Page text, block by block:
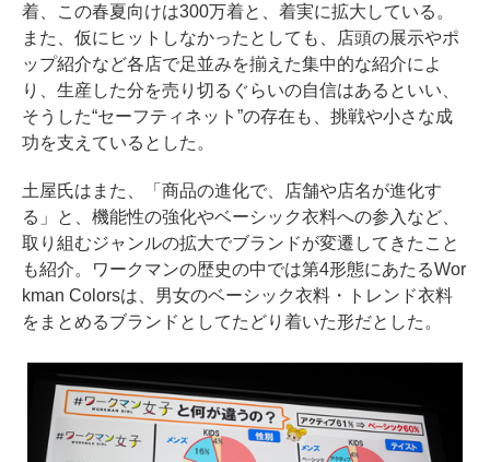
着、この春夏向けは300万着と、着実に拡大している。
また、仮にヒットしなかったとしても、店頭の展示やポ
ップ紹介など各店で足並みを揃えた集中的な紹介によ
り、生産した分を売り切るぐらいの自信はあるといい、
そうした“セーフティネット”の存在も、挑戦や小さな成
功を支えているとした。
土屋氏はまた、「商品の進化で、店舗や店名が進化す
る」と、機能性の強化やベーシック衣料への参入など、
取り組むジャンルの拡大でブランドが変遷してきたこと
も紹介。ワークマンの歴史の中では第4形態にあたるWor
kman Colorsは、男女のベーシック衣料・トレンド衣料
をまとめるブランドとしてたどり着いた形だとした。